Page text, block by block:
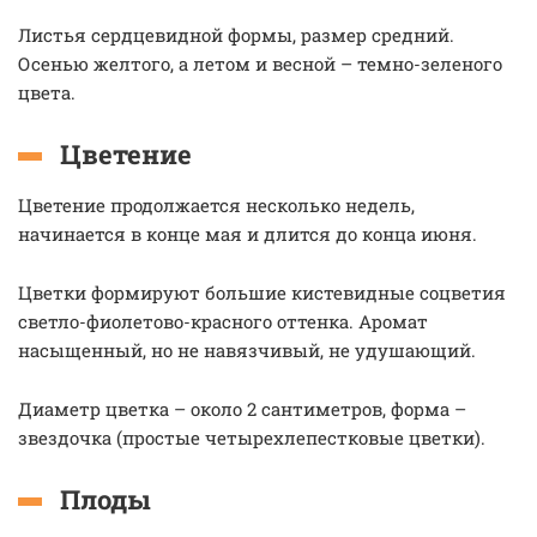
Листья сердцевидной формы, размер средний.
Осенью желтого, а летом и весной – темно-зеленого
цвета.
Цветение
Цветение продолжается несколько недель,
начинается в конце мая и длится до конца июня.
Цветки формируют большие кистевидные соцветия
светло-фиолетово-красного оттенка. Аромат
насыщенный, но не навязчивый, не удушающий.
Диаметр цветка – около 2 сантиметров, форма –
звездочка (простые четырехлепестковые цветки).
Плоды